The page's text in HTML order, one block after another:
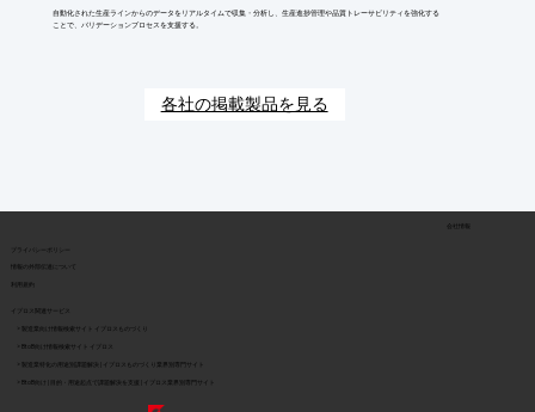
自動化された生産ラインからのデータをリアルタイムで収集・分析し、生産進捗管理や品質トレーサビリティを強化する
ことで、バリデーションプロセスを支援する。
各社の掲載製品を見る
​情報の外部伝達について
会社情報
イプロス関連サービス
> 製造業向け情報検索サイト イプロスものづくり
> BtoB向け | 目的・用途起点で課題解決を支援 | イプロス業界別専門サイト
> BtoB向け情報検索サイト イプロス
> 製造業特化の用途別課題解決 | イプロスものづくり業界別専門サイト